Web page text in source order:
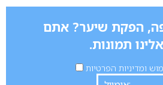
הפקת שיער? אתם
תמונות.
ומדיניות הפרטיות